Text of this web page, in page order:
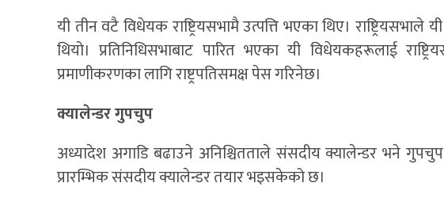
यी तीन वटै विधेयक राष्ट्रियसभामै उत्पत्ति भएका थिए।
थियो। प्रतिनिधिसभाबाट पारित भएका यी विधेयकहरूलाई
प्रमाणीकरणका लागि राष्ट्रपतिसमक्ष पेस गरिनेछ।
क्यालेन्डर गुपचुप
अध्यादेश अगाडि बढाउने अनिश्चितताले संसदीय क्यालेन्डर भने गुपचुप
प्रारम्भिक संसदीय क्यालेन्डर तयार भइसकेको छ।